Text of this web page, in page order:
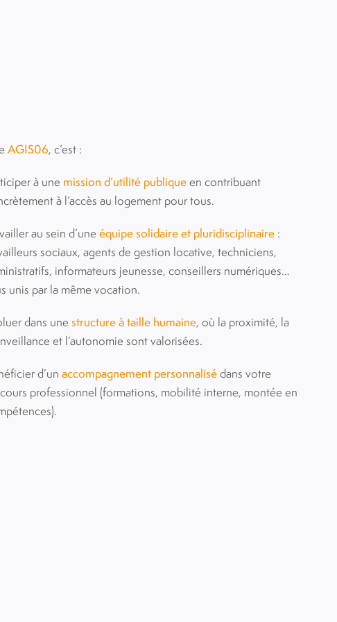
AGIS06, c’est :
à une mission d’utilité publiqueen contribuant
à l’accès au logement pour tous.
au sein d’une équipe solidaire et pluridisciplinaire:
sociaux, agents de gestion locative, techniciens,
informateurs jeunesse, conseillers numériques…
unis par la même vocation.
dans une structure à taille humaine, où la proximité, la
et l’autonomie sont valorisées.
d’un accompagnement personnalisédans votre
professionnel (formations, mobilité interne, montée en